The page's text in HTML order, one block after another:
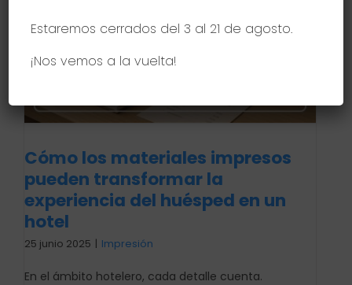
Cómo los materiales impresos
pueden transformar la
experiencia del huésped en un
hotel
25 junio 2025 | Impresión
En el ámbito hotelero, cada detalle cuenta.
Estaremos cerrados del 3 al 21 de agosto.
¡Nos vemos a la vuelta!